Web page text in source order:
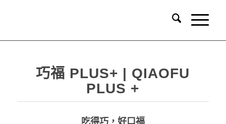
巧福 PLUS+ | QIAOFU
PLUS +
吃得巧，好口福